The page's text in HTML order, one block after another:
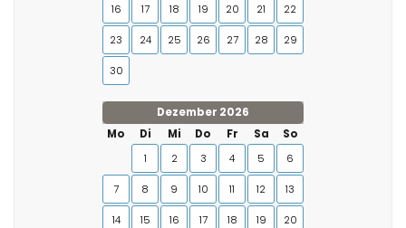
16 17 18 19 20 21 22
23 24 25 26 27 28 29
30
Dezember 2026
Mo
Di Mi Do Fr Sa
So
1
2 3 4 5 6
7 8 9 10 11 12 13
14 15 16 17 18 19 20